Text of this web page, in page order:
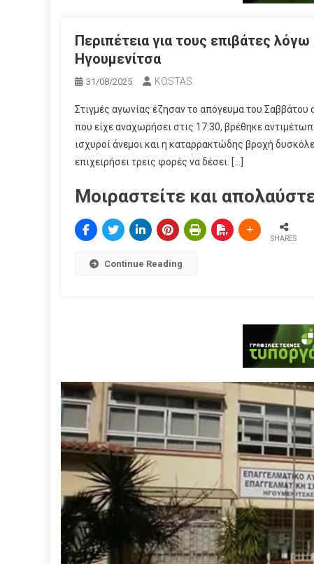
Περιπέτεια για τους επιβάτες
Ηγουμενίτσα
31/08/2025 KOSTAS
Στιγμές αγωνίας έζησαν το απόγευμα του Σαββάτου
που είχε αναχωρήσει στις 17:30, βρέθηκε
ισχυροί άνεμοι και η καταρρακτώδης βροχή
επιχειρήσει τρεις φορές να δέσει. […]
Μοιραστείτε και
SHARES
Continue Reading